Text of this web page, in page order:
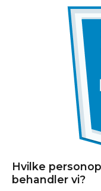
Hvilke
behandler vi?